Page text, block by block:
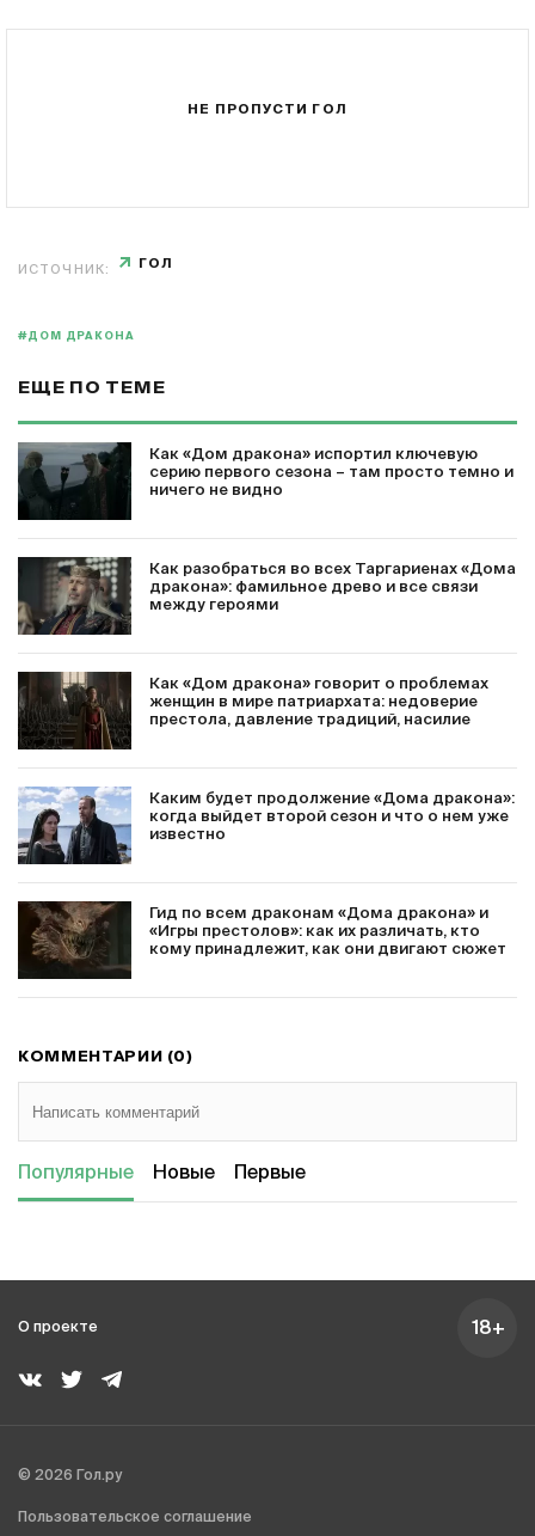
НЕ ПРОПУСТИ ГОЛ
ИСТОЧНИК: ГОЛ
#ДОМ ДРАКОНА
ЕЩЕ ПО ТЕМЕ
Как «Дом дракона» испортил ключевую
серию первого сезона – там просто темно и
ничего не видно
Как разобраться во всех Таргариенах «Дома
дракона»: фамильное древо и все связи
между героями
Как «Дом дракона» говорит о проблемах
женщин в мире патриархата: недоверие
престола, давление традиций, насилие
Каким будет продолжение «Дома дракона»:
когда выйдет второй сезон и что о нем уже
известно
Гид по всем драконам «Дома дракона» и
«Игры престолов»: как их различать, кто
кому принадлежит, как они двигают сюжет
КОММЕНТАРИИ (0)
Популярные Новые Первые
О проекте 18+
© 2026 Гол.ру
Пользовательское соглашение